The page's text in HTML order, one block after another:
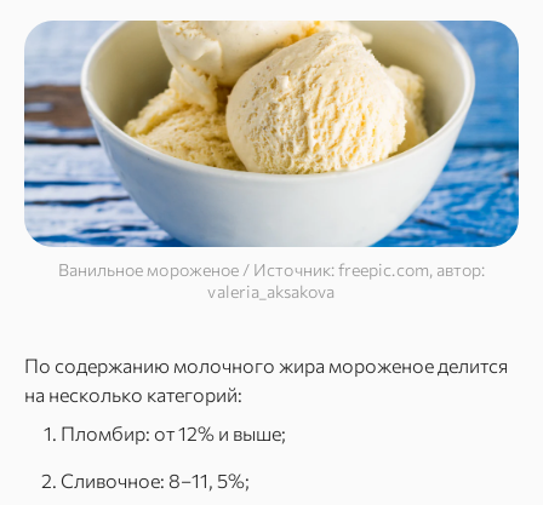
Ванильное мороженое / Источник: freepic.com, автор:
valeria_aksakova
По содержанию молочного жира мороженое делится
на несколько категорий:
Пломбир: от 12% и выше;
Сливочное: 8–11, 5%;